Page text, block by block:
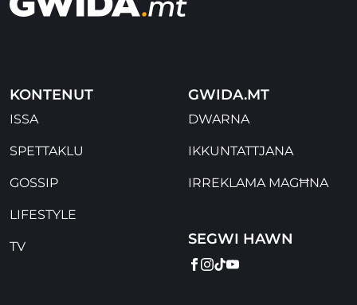
KONTENUT
ISSA
SPETTAKLU
GOSSIP
LIFESTYLE
TV
GWIDA.MT
DWARNA
IKKUNTATTJANA
IRREKLAMA MAGĦNA
SEGWI HAWN
FACEBOOK
INSTAGRAM
TIKTOK
YOUTUBE